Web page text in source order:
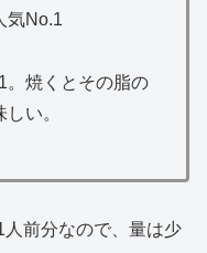
気No.1
焼くとその脂の
い。
前分なので、量は少